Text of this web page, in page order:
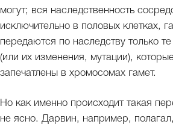
могут; вся наследственность
исключительно в половых клетках,
передаются по наследству только те
(или их изменения, мутации),
запечатлены в хромосомах гамет.
Но как именно происходит такая
не ясно. Дарвин, например,